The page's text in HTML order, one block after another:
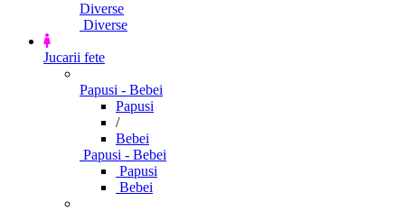
Diverse
Diverse
Jucarii fete
Papusi - Bebei
Papusi
/
Bebei
Papusi - Bebei
Papusi
Bebei